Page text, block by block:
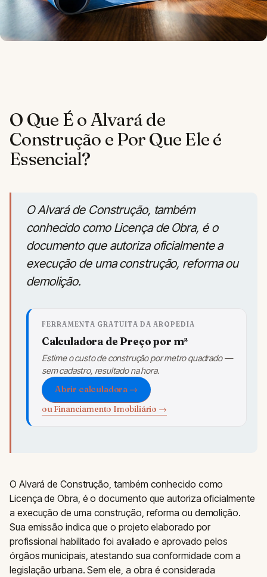
O Que É o Alvará de
Construção e Por Que Ele é
Essencial?
O Alvará de Construção, também
conhecido como Licença de Obra, é o
documento que autoriza oficialmente a
execução de uma construção, reforma ou
demolição.
FERRAMENTA GRATUITA DA ARQPEDIA
Calculadora de Preço por m²
Estime o custo de construção por metro quadrado —
sem cadastro, resultado na hora.
Abrir calculadora →
ou Financiamento Imobiliário →
O Alvará de Construção, também conhecido como
Licença de Obra, é o documento que autoriza oficialmente
a execução de uma construção, reforma ou demolição.
Sua emissão indica que o projeto elaborado por
profissional habilitado foi avaliado e aprovado pelos
órgãos municipais, atestando sua conformidade com a
legislação urbana. Sem ele, a obra é considerada